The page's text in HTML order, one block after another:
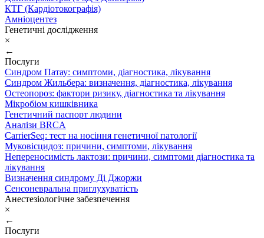
КТГ (Кардіотокографія)
Амніоцентез
Генетичні дослідження
×
←
Послуги
Синдром Патау: симптоми, дiагностика, лiкування
Синдром Жильбера: визначення, діагностика, лікування
Остеопороз: фактори ризику, діагностика та лікування
Мікробіом кишківника
Генетичний паспорт людини
Аналізи BRCA
CarrierSeq: тест на носіння генетичної патології
Муковісцидоз: причини, симптоми, лікування
Непереносимість лактози: причини, симптоми діагностика та
лікування
Визначення синдрому Ді Джоржи
Сенсоневральна приглухуватість
Анестезіологічне забезпечення
×
←
Послуги